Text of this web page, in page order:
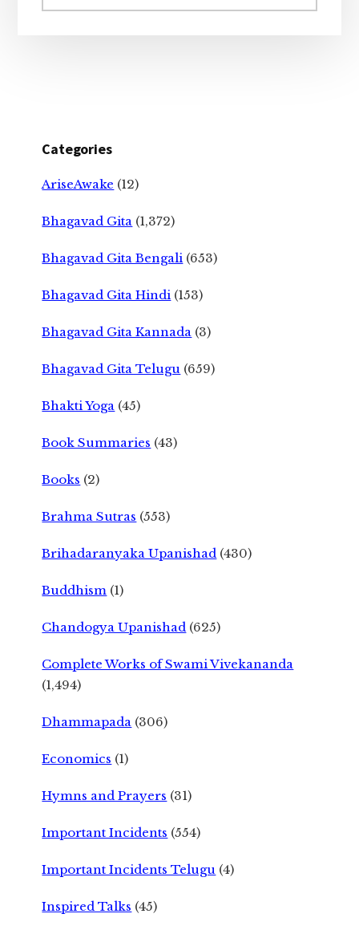
website
Categories
AriseAwake (12)
Bhagavad Gita (1,372)
Bhagavad Gita Bengali (653)
Bhagavad Gita Hindi (153)
Bhagavad Gita Kannada (3)
Bhagavad Gita Telugu (659)
Bhakti Yoga (45)
Book Summaries (43)
Books (2)
Brahma Sutras (553)
Brihadaranyaka Upanishad (430)
Buddhism (1)
Chandogya Upanishad (625)
Complete Works of Swami Vivekananda
(1,494)
Dhammapada (306)
Economics (1)
Hymns and Prayers (31)
Important Incidents (554)
Important Incidents Telugu (4)
Inspired Talks (45)